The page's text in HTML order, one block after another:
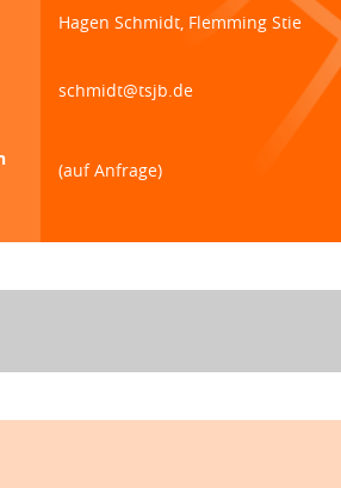
Hagen Schmidt, Flemming Stie
schmidt@tsjb.de
(auf Anfrage)